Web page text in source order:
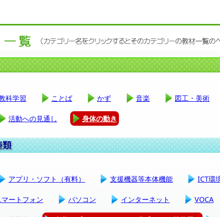
科学習 ことば かず 音楽 図工・美術
活動への見通し 身体の動き
アプリ・ソフト（有料） 支援機器等本体機能 ICT環
マートフォン パソコン インターネット VOCA